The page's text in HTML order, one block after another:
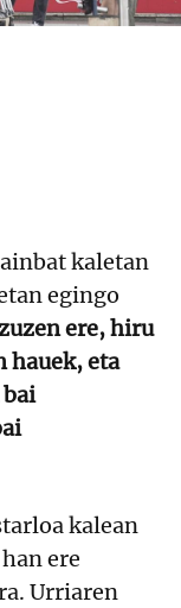
kaletan
egingo
ere, hiru
hauek, eta
kalean
ere
Urriaren